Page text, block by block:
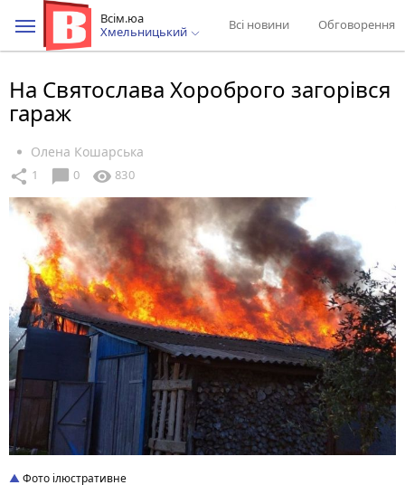
Всім.юа
Хмельницький
Всі новини Обговорення
На Святослава Хороброго загорівся
гараж
Олена Кошарська
share 1 chat_bubble 0 visibility 830
Фото ілюстративне